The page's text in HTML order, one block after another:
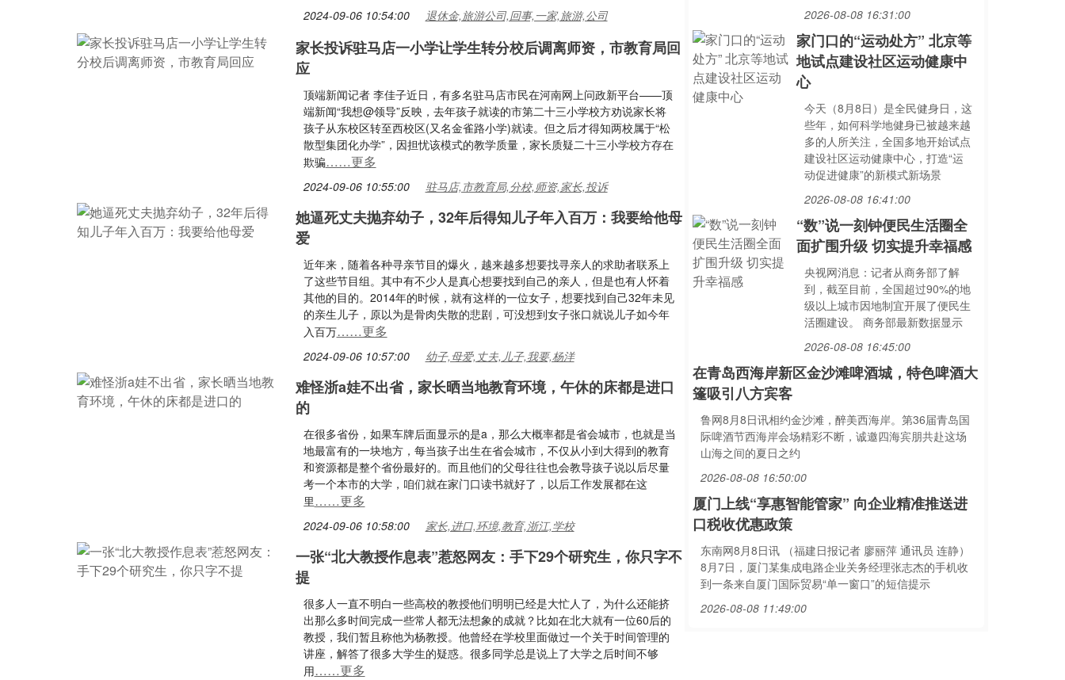
2024-09-06 10:54:00 退休金,旅游公司,回事,一家,旅游,公司
家长投诉驻马店一小学让学生转分校后调离师资，市教育局回
应
顶端新闻记者 李佳子近日，有多名驻马店市民在河南网上问政新平台——顶
端新闻“我想@领导”反映，去年孩子就读的市第二十三小学校方劝说家长将
孩子从东校区转至西校区(又名金雀路小学)就读。但之后才得知两校属于“松
散型集团化办学”，因担忧该模式的教学质量，家长质疑二十三小学校方存在
欺骗……更多
2024-09-06 10:55:00 驻马店,市教育局,分校,师资,家长,投诉
她逼死丈夫抛弃幼子，32年后得知儿子年入百万：我要给他母
爱
近年来，随着各种寻亲节目的爆火，越来越多想要找寻亲人的求助者联系上
了这些节目组。其中有不少人是真心想要找到自己的亲人，但是也有人怀着
其他的目的。2014年的时候，就有这样的一位女子，想要找到自己32年未见
的亲生儿子，原以为是骨肉失散的悲剧，可没想到女子张口就说儿子如今年
入百万……更多
2024-09-06 10:57:00 幼子,母爱,丈夫,儿子,我要,杨洋
难怪浙a娃不出省，家长晒当地教育环境，午休的床都是进口
的
在很多省份，如果车牌后面显示的是a，那么大概率都是省会城市，也就是当
地最富有的一块地方，每当孩子出生在省会城市，不仅从小到大得到的教育
和资源都是整个省份最好的。而且他们的父母往往也会教导孩子说以后尽量
考一个本市的大学，咱们就在家门口读书就好了，以后工作发展都在这
里……更多
2024-09-06 10:58:00 家长,进口,环境,教育,浙江,学校
一张“北大教授作息表”惹怒网友：手下29个研究生，你只字不
提
很多人一直不明白一些高校的教授他们明明已经是大忙人了，为什么还能挤
出那么多时间完成一些常人都无法想象的成就？比如在北大就有一位60后的
教授，我们暂且称他为杨教授。他曾经在学校里面做过一个关于时间管理的
讲座，解答了很多大学生的疑惑。很多同学总是说上了大学之后时间不够
用……更多
2026-08-08 16:31:00
家门口的“运动处方” 北京等
地试点建设社区运动健康中
心
今天（8月8日）是全民健身日，这
些年，如何科学地健身已被越来越
多的人所关注，全国多地开始试点
建设社区运动健康中心，打造“运
动促进健康”的新模式新场景
2026-08-08 16:41:00
“数”说一刻钟便民生活圈全
面扩围升级 切实提升幸福感
央视网消息：记者从商务部了解
到，截至目前，全国超过90%的地
级以上城市因地制宜开展了便民生
活圈建设。 商务部最新数据显示
2026-08-08 16:45:00
在青岛西海岸新区金沙滩啤酒城，特色啤酒大
篷吸引八方宾客
鲁网8月8日讯相约金沙滩，醉美西海岸。第36届青岛国
际啤酒节西海岸会场精彩不断，诚邀四海宾朋共赴这场
山海之间的夏日之约
2026-08-08 16:50:00
厦门上线“享惠智能管家” 向企业精准推送进
口税收优惠政策
东南网8月8日讯 （福建日报记者 廖丽萍 通讯员 连静）
8月7日，厦门某集成电路企业关务经理张志杰的手机收
到一条来自厦门国际贸易“单一窗口”的短信提示
2026-08-08 11:49:00